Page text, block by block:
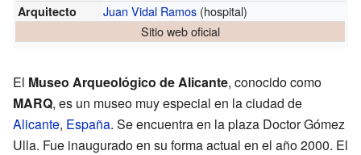
Arquitecto Juan Vidal Ramos (hospital)
Sitio web oficial
El Museo Arqueológico de Alicante, conocido como
MARQ, es un museo muy especial en la ciudad de
Alicante, España. Se encuentra en la plaza Doctor Gómez
Ulla. Fue inaugurado en su forma actual en el año 2000. El